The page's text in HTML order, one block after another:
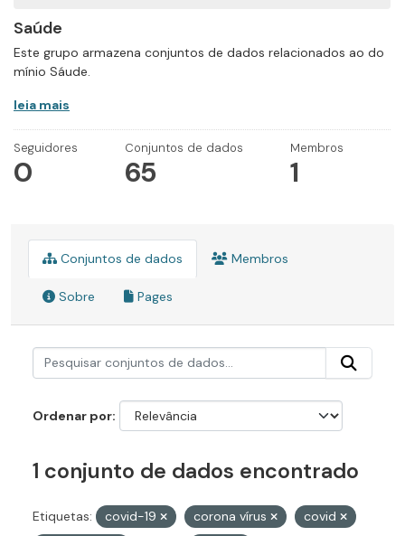
Saúde
Este grupo armazena conjuntos de dados relacionados ao do
mínio Sáude.
leia mais
Seguidores
0
Conjuntos de dados
65
Membros
1
Conjuntos de dados Membros
Sobre Pages
Ordenar por
1 conjunto de dados encontrado
Etiquetas: covid-19 corona vírus
covid